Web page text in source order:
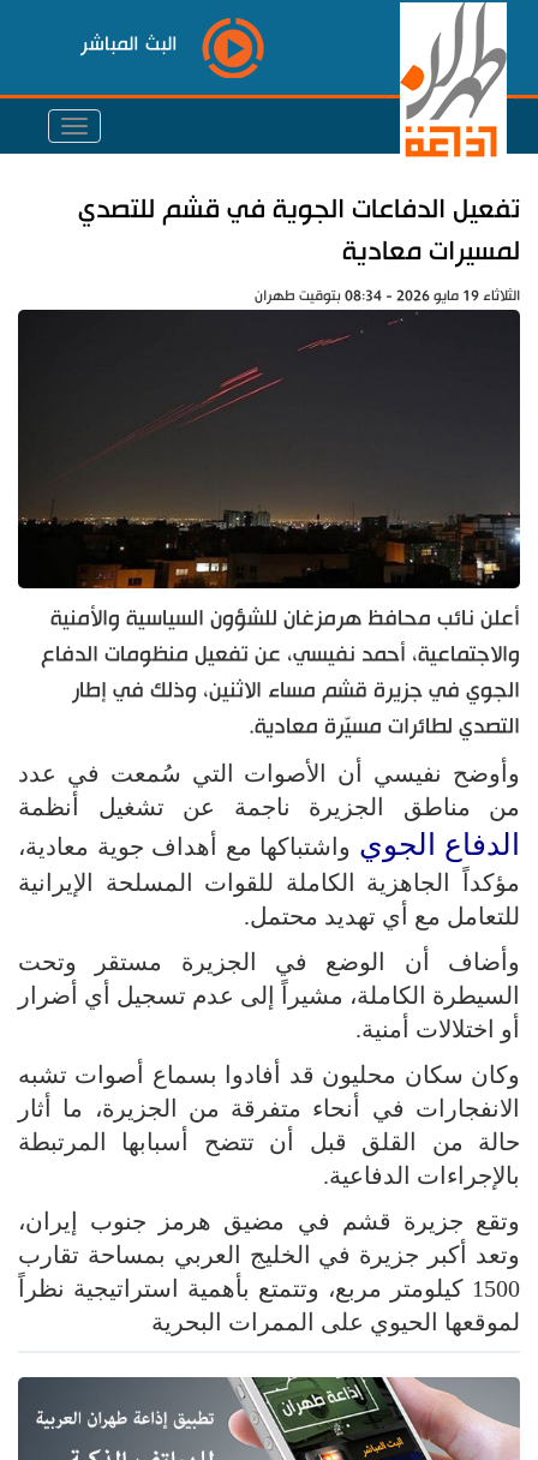
البث المباشر
تفعيل الدفاعات الجوية في قشم للتصدي
لمسيرات معادية
الثلاثاء 19 مايو 2026 - 08:34 بتوقيت طهران
أعلن نائب محافظ هرمزغان للشؤون السياسية والأمنية
والاجتماعية، أحمد نفيسي، عن تفعيل منظومات الدفاع
الجوي في جزيرة قشم مساء الاثنين، وذلك في إطار
التصدي لطائرات مسيّرة معادية.
وأوضح نفيسي أن الأصوات التي سُمعت في عدد
من مناطق الجزيرة ناجمة عن تشغيل أنظمة
الدفاع الجوي واشتباكها مع أهداف جوية معادية،
مؤكداً الجاهزية الكاملة للقوات المسلحة الإيرانية
للتعامل مع أي تهديد محتمل.
وأضاف أن الوضع في الجزيرة مستقر وتحت
السيطرة الكاملة، مشيراً إلى عدم تسجيل أي أضرار
أو اختلالات أمنية.
وكان سكان محليون قد أفادوا بسماع أصوات تشبه
الانفجارات في أنحاء متفرقة من الجزيرة، ما أثار
حالة من القلق قبل أن تتضح أسبابها المرتبطة
بالإجراءات الدفاعية.
وتقع جزيرة قشم في مضيق هرمز جنوب إيران،
وتعد أكبر جزيرة في الخليج العربي بمساحة تقارب
1500 كيلومتر مربع، وتتمتع بأهمية استراتيجية نظراً
لموقعها الحيوي على الممرات البحرية